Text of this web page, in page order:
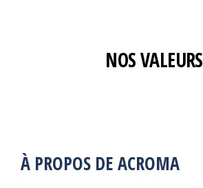
NOS VALEURS
À PROPOS DE ACROMA